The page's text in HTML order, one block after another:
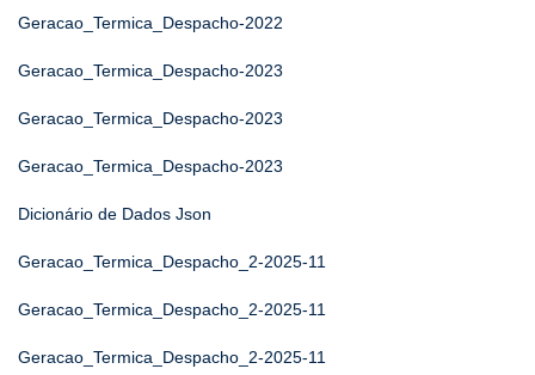
Geracao_Termica_Despacho-2022
Geracao_Termica_Despacho-2023
Geracao_Termica_Despacho-2023
Geracao_Termica_Despacho-2023
Dicionário de Dados Json
Geracao_Termica_Despacho_2-2025-11
Geracao_Termica_Despacho_2-2025-11
Geracao_Termica_Despacho_2-2025-11